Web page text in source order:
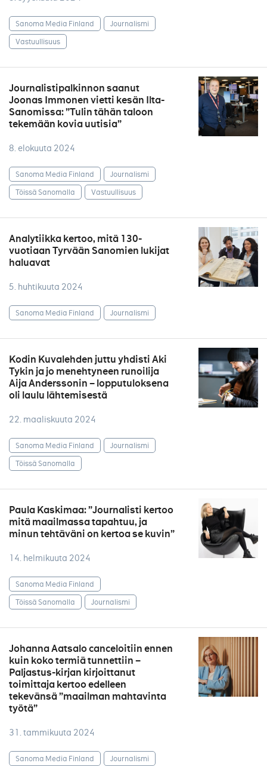
Sanoma Media Finland
Journalismi
Vastuullisuus
Journalistipalkinnon saanut
Joonas Immonen vietti kesän Ilta-
Sanomissa: ”Tulin tähän taloon
tekemään kovia uutisia”
8. elokuuta 2024
Sanoma Media Finland
Journalismi
Töissä Sanomalla
Vastuullisuus
Analytiikka kertoo, mitä 130-
vuotiaan Tyrvään Sanomien lukijat
haluavat
5. huhtikuuta 2024
Sanoma Media Finland Journalismi
Kodin Kuvalehden juttu yhdisti Aki
Tykin ja jo menehtyneen runoilija
Aija Anderssonin – lopputuloksena
oli laulu lähtemisestä
22. maaliskuuta 2024
Sanoma Media Finland
Journalismi
Töissä Sanomalla
Paula Kaskimaa: ”Journalisti kertoo
mitä maailmassa tapahtuu, ja
minun tehtäväni on kertoa se kuvin”
14. helmikuuta 2024
Sanoma Media Finland
Töissä Sanomalla
Journalismi
Johanna Aatsalo canceloitiin ennen
kuin koko termiä tunnettiin –
Paljastus-kirjan kirjoittanut
toimittaja kertoo edelleen
tekevänsä ”maailman mahtavinta
työtä”
31. tammikuuta 2024
Sanoma Media Finland
Journalismi